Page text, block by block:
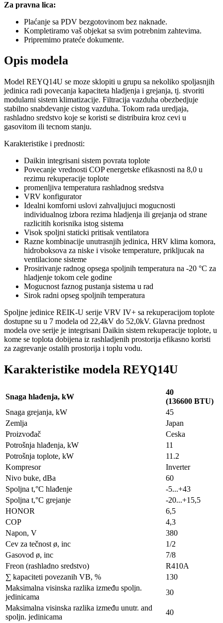
Za pravna lica:
Plaćanje sa PDV bezgotovinom bez naknade.
Kompletiramo vaš objekat sa svim potrebnim zahtevima.
Pripremimo prateće dokumente.
Opis modela
Model REYQ14U se moze sklopiti u grupu sa nekoliko spoljasnjih
jedinica radi povecanja kapaciteta hladjenja i grejanja, tj. stvoriti
modularni sistem klimatizacije. Filtracija vazduha obezbedjuje
stabilno snabdevanje cistog vazduha. Tokom rada uredjaja,
rashladno sredstvo koje se koristi se distribuira kroz cevi u
gasovitom ili tecnom stanju.
Karakteristike i prednosti:
Daikin integrisani sistem povrata toplote
Povecanje vrednosti COP energetske efikasnosti na 8,0 u
rezimu rekuperacije toplote
promenljiva temperatura rashladnog sredstva
VRV konfigurator
Idealni komforni uslovi zahvaljujuci mogucnosti
individualnog izbora rezima hladjenja ili grejanja od strane
razlicitih korisnika istog sistema
Visok spoljni staticki pritisak ventilatora
Razne kombinacije unutrasnjih jedinica, HRV klima komora,
hidroboksova za niske i visoke temperature, prikljucak na
ventilacione sisteme
Prosirivanje radnog opsega spoljnih temperatura na -20 °C za
hladjenje tokom cele godine
Mogucnost faznog pustanja sistema u rad
Sirok radni opseg spoljnih temperatura
Spoljne jedinice REIK-U serije VRV IV+ sa rekuperacijom toplote
dostupne su u 7 modela od 22,4kV do 52,0kV. Glavna prednost
modela ove serije je integrisani Daikin sistem rekuperacije toplote, u
kome se toplota dobijena iz rashladjenih prostorija efikasno koristi
za zagrevanje ostalih prostorija i toplu vodu.
Karakteristike modela REYQ14U
Snaga hlađenja, kW
40
(136600 BTU)
Snaga grejanja, kW
45
Zemlja
Japan
Proizvođač
Ceska
Potrošnja hlađenja, kW
11
Potrošnja toplote, kW
11.2
Kompresor
Inverter
Nivo buke, dBa
60
Spoljna t,°C hlađenje
-5...+43
Spoljna t,°C grejanje
-20...+15,5
HONOR
6,5
COP
4,3
Napon, V
380
Cev za tečnost ø, inc
1/2
Gasovod ø, inc
7/8
Freon (rashladno sredstvo)
R410A
∑ kapaciteti povezanih VB, %
130
Maksimalna visinska razlika između spoljn.
jedinicama
30
Maksimalna visinska razlika između unutr. and
spoljn. jedinicama
40